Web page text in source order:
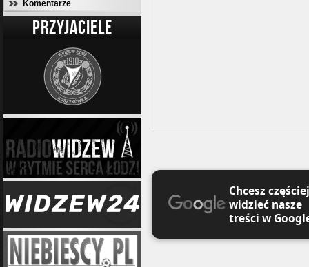
Komentarze
PRZYJACIELE
Chcesz częściej
widzieć nasze
treści w